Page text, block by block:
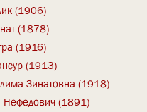
(1906)
(1878)
(1916)
(1913)
Зинатовна (1918)
Нефедович (1891)